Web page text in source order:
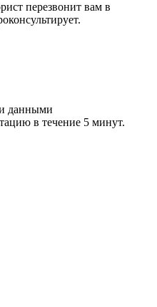
перезвонит вам в
данными
в течение 5 минут.